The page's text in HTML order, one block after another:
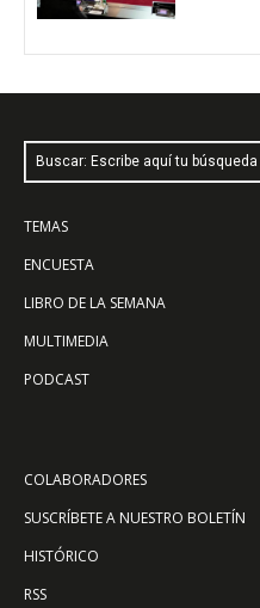
Buscar: Escribe aquí tu búsqueda
TEMAS
ENCUESTA
LIBRO DE LA SEMANA
MULTIMEDIA
PODCAST
COLABORADORES
SUSCRÍBETE A NUESTRO BOLETÍN
HISTÓRICO
RSS